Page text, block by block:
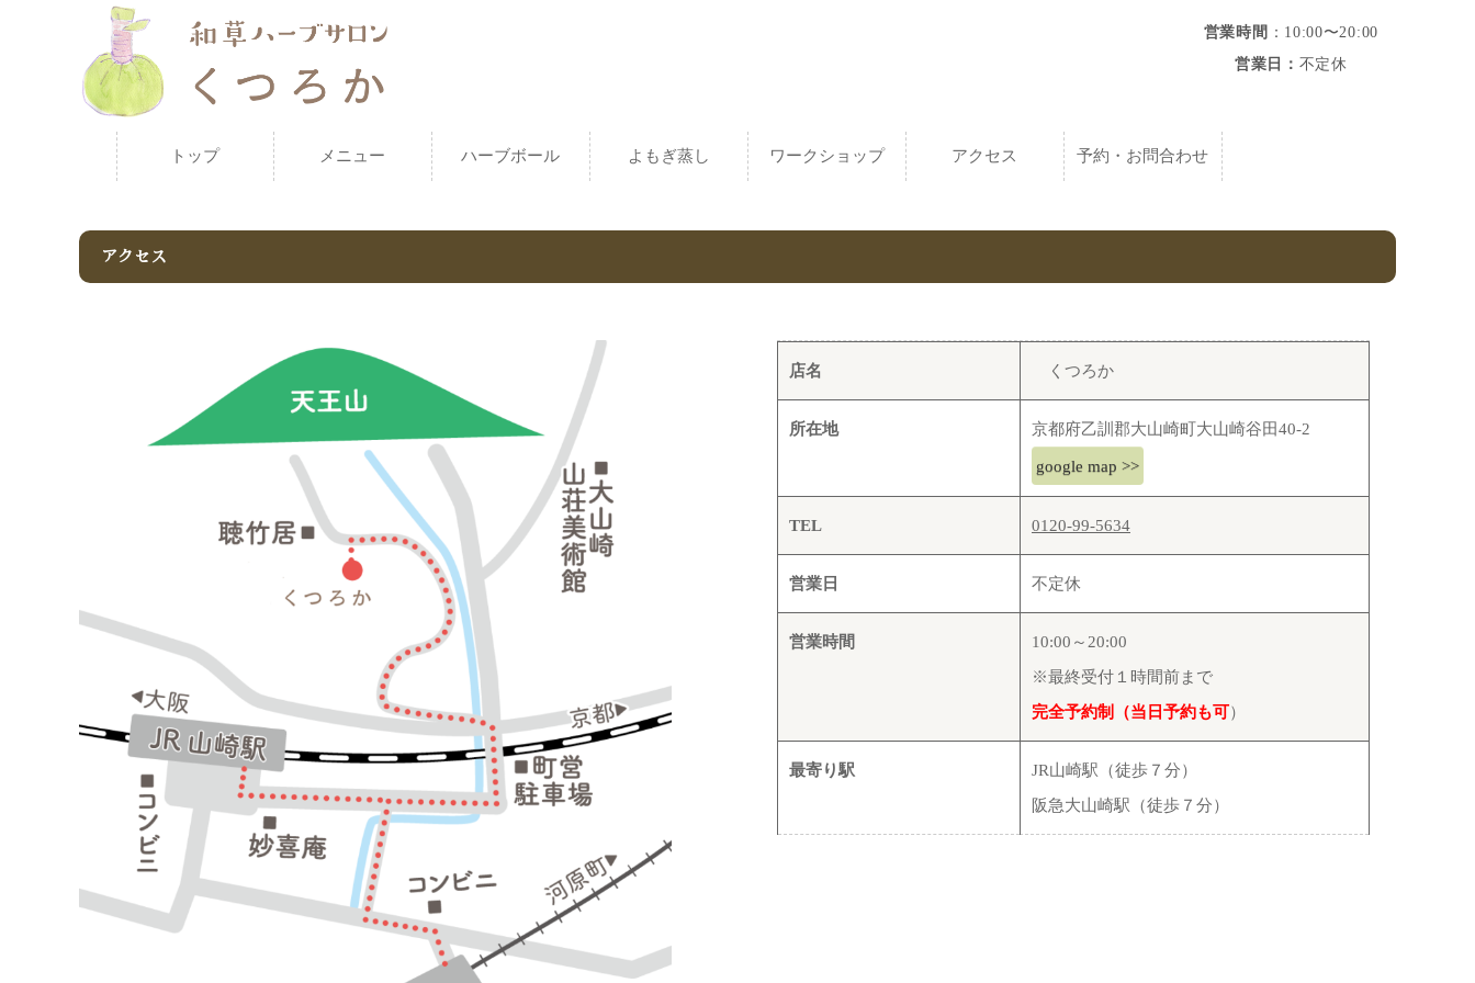
営業時間 ：10:00〜20:00
営業日： 不定休
トップ メニュー ハーブボール よもぎ蒸し ワークショップ アクセス 予約・お問合わせ
アクセス
店名 くつろか
所在地 京都府乙訓郡大山崎町大山崎谷田40-2
google map >>
TEL 0120-99-5634
営業日 不定休
営業時間
10:00～20:00
※最終受付１時間前まで
完全予約制（当日予約も可）
最寄り駅
JR山崎駅（徒歩７分）
阪急大山崎駅（徒歩７分）